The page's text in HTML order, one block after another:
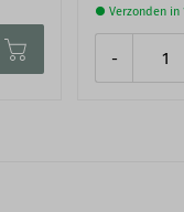
● Verzonden in
-